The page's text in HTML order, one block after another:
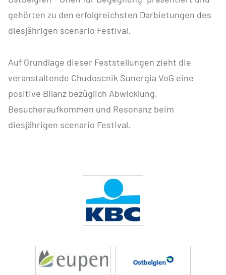
gehörten zu den erfolgreichsten Darbietungen des
diesjährigen scenario Festival.
Auf Grundlage dieser Feststellungen zieht die
veranstaltende Chudoscnik Sunergia VoG eine
positive Bilanz bezüglich Abwicklung,
Besucheraufkommen und Resonanz beim
diesjährigen scenario Festival.